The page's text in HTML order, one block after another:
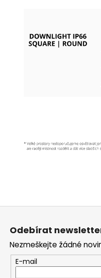
Z
Odebírat
Nezmeškejte žádné
E-mail